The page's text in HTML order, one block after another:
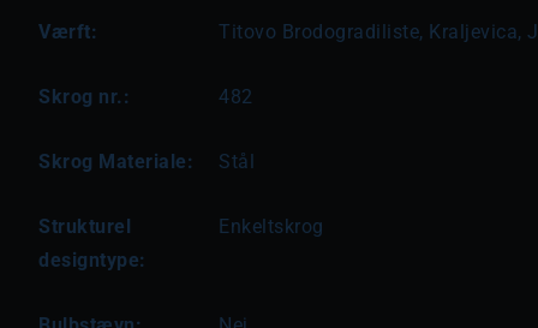
Værft: Titovo Brodogradiliste, Kraljevica,
Skrog nr.: 482
Skrog Materiale: Stål
Strukturel
designtype:
Enkeltskrog